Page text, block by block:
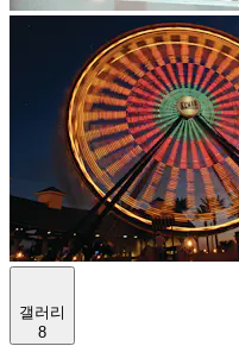
갤러리
8